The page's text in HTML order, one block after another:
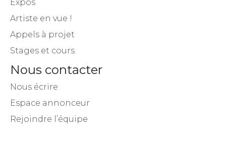
Actus
Artiste en vue !
Appels à projet
Stages et cours
Nous contacter
Nous écrire
Espace annonceur